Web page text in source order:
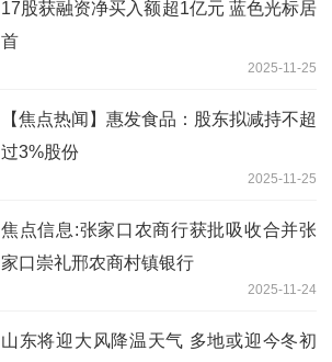
17股获融资净买入额超1亿元 蓝色光标居
首
2025-11-25
【焦点热闻】惠发食品：股东拟减持不超
过3%股份
2025-11-25
焦点信息:张家口农商行获批吸收合并张
家口崇礼邢农商村镇银行
2025-11-24
山东将迎大风降温天气 多地或迎今冬初